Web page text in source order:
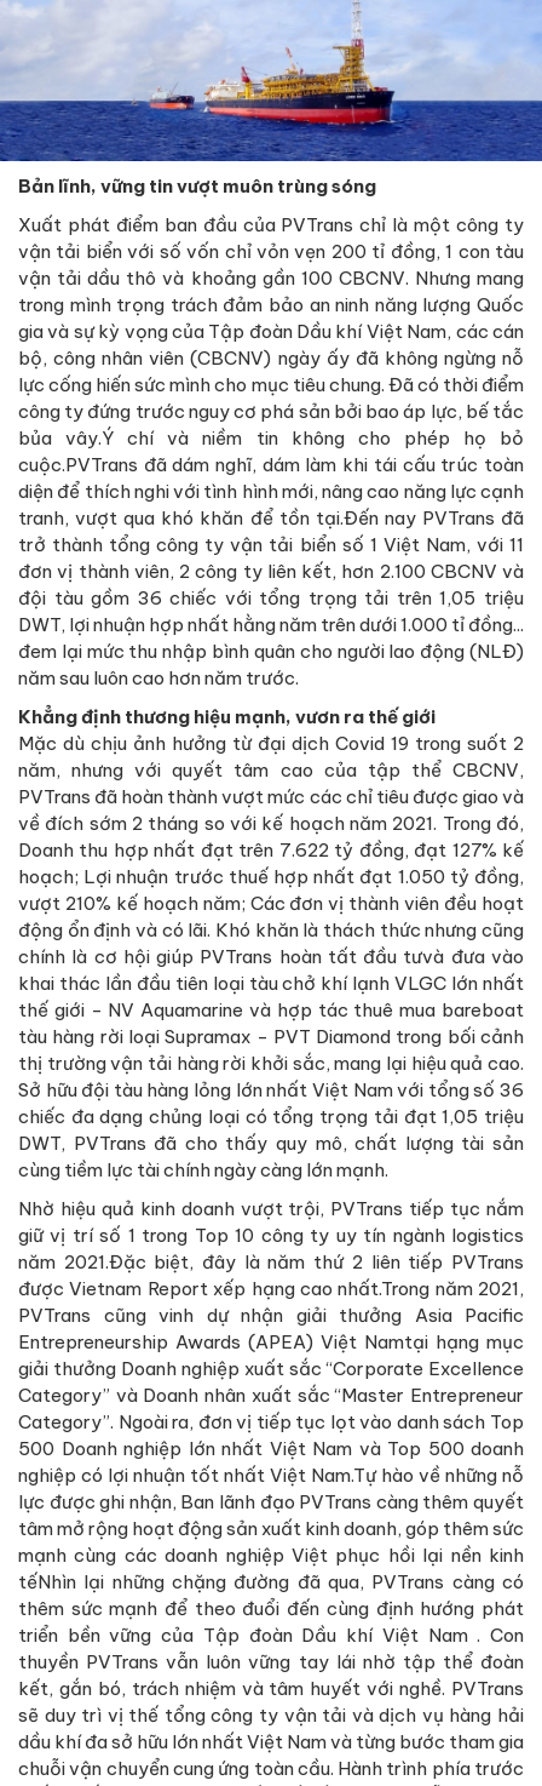
Bản lĩnh, vững tin vượt muôn trùng sóng
Xuất phát điểm ban đầu của PVTrans chỉ là một công ty
vận tải biển với số vốn chỉ vỏn vẹn 200 tỉ đồng, 1 con tàu
vận tải dầu thô và khoảng gần 100 CBCNV. Nhưng mang
trong mình trọng trách đảm bảo an ninh năng lượng Quốc
gia và sự kỳ vọng của Tập đoàn Dầu khí Việt Nam, các cán
bộ, công nhân viên (CBCNV) ngày ấy đã không ngừng nỗ
lực cống hiến sức mình cho mục tiêu chung. Đã có thời điểm
công ty đứng trước nguy cơ phá sản bởi bao áp lực, bế tắc
bủa vây.Ý chí và niềm tin không cho phép họ bỏ
cuộc.PVTrans đã dám nghĩ, dám làm khi tái cấu trúc toàn
diện để thích nghi với tình hình mới, nâng cao năng lực cạnh
tranh, vượt qua khó khăn để tồn tại.Đến nay PVTrans đã
trở thành tổng công ty vận tải biển số 1 Việt Nam, với 11
đơn vị thành viên, 2 công ty liên kết, hơn 2.100 CBCNV và
đội tàu gồm 36 chiếc với tổng trọng tải trên 1,05 triệu
DWT, lợi nhuận hợp nhất hằng năm trên dưới 1.000 tỉ đồng...
đem lại mức thu nhập bình quân cho người lao động (NLĐ)
năm sau luôn cao hơn năm trước.
Khẳng định thương hiệu mạnh, vươn ra thế giới
Mặc dù chịu ảnh hưởng từ đại dịch Covid 19 trong suốt 2
năm, nhưng với quyết tâm cao của tập thể CBCNV,
PVTrans đã hoàn thành vượt mức các chỉ tiêu được giao và
về đích sớm 2 tháng so với kế hoạch năm 2021. Trong đó,
Doanh thu hợp nhất đạt trên 7.622 tỷ đồng, đạt 127% kế
hoạch; Lợi nhuận trước thuế hợp nhất đạt 1.050 tỷ đồng,
vượt 210% kế hoạch năm; Các đơn vị thành viên đều hoạt
động ổn định và có lãi. Khó khăn là thách thức nhưng cũng
chính là cơ hội giúp PVTrans hoàn tất đầu tưvà đưa vào
khai thác lần đầu tiên loại tàu chở khí lạnh VLGC lớn nhất
thế giới - NV Aquamarine và hợp tác thuê mua bareboat
tàu hàng rời loại Supramax - PVT Diamond trong bối cảnh
thị trường vận tải hàng rời khởi sắc, mang lại hiệu quả cao.
Sở hữu đội tàu hàng lỏng lớn nhất Việt Nam với tổng số 36
chiếc đa dạng chủng loại có tổng trọng tải đạt 1,05 triệu
DWT, PVTrans đã cho thấy quy mô, chất lượng tài sản
cùng tiềm lực tài chính ngày càng lớn mạnh.
Nhờ hiệu quả kinh doanh vượt trội, PVTrans tiếp tục nắm
giữ vị trí số 1 trong Top 10 công ty uy tín ngành logistics
năm 2021.Đặc biệt, đây là năm thứ 2 liên tiếp PVTrans
được Vietnam Report xếp hạng cao nhất.Trong năm 2021,
PVTrans cũng vinh dự nhận giải thưởng Asia Pacific
Entrepreneurship Awards (APEA) Việt Namtại hạng mục
giải thưởng Doanh nghiệp xuất sắc “Corporate Excellence
Category” và Doanh nhân xuất sắc “Master Entrepreneur
Category”. Ngoài ra, đơn vị tiếp tục lọt vào danh sách Top
500 Doanh nghiệp lớn nhất Việt Nam và Top 500 doanh
nghiệp có lợi nhuận tốt nhất Việt Nam.Tự hào về những nỗ
lực được ghi nhận, Ban lãnh đạo PVTrans càng thêm quyết
tâm mở rộng hoạt động sản xuất kinh doanh, góp thêm sức
mạnh cùng các doanh nghiệp Việt phục hồi lại nền kinh
tếNhìn lại những chặng đường đã qua, PVTrans càng có
thêm sức mạnh để theo đuổi đến cùng định hướng phát
triển bền vững của Tập đoàn Dầu khí Việt Nam . Con
thuyền PVTrans vẫn luôn vững tay lái nhờ tập thể đoàn
kết, gắn bó, trách nhiệm và tâm huyết với nghề. PVTrans
sẽ duy trì vị thế tổng công ty vận tải và dịch vụ hàng hải
dầu khí đa sở hữu lớn nhất Việt Nam và từng bước tham gia
chuỗi vận chuyển cung ứng toàn cầu. Hành trình phía trước